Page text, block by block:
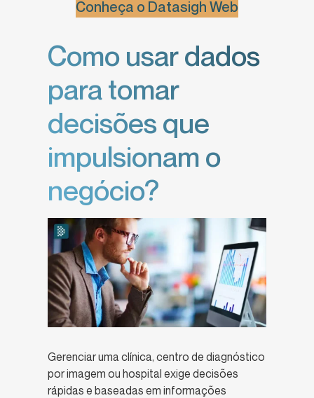
Conheça o Datasigh Web
Como usar dados
para tomar
decisões que
impulsionam o
negócio?
Gerenciar uma clínica, centro de diagnóstico
por imagem ou hospital exige decisões
rápidas e baseadas em informações